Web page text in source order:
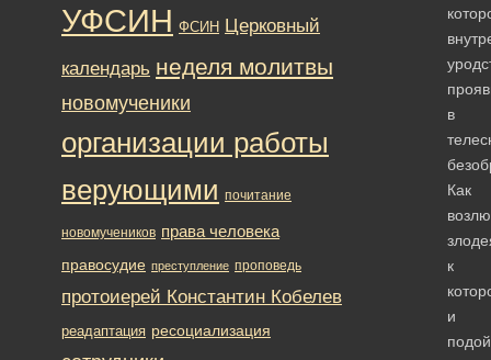
в
Как
к
и
УФСИН ФСИН Церковный
календарь неделя молитвы
новомученики
организации работы
верующими почитание
новомучеников права человека
правосудие преступление проповедь
протоиерей Константин Кобелев
реадаптация ресоциализация